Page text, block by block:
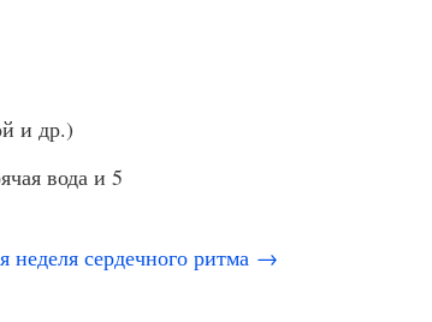
и др.)
вода и 5
неделя сердечного ритма →